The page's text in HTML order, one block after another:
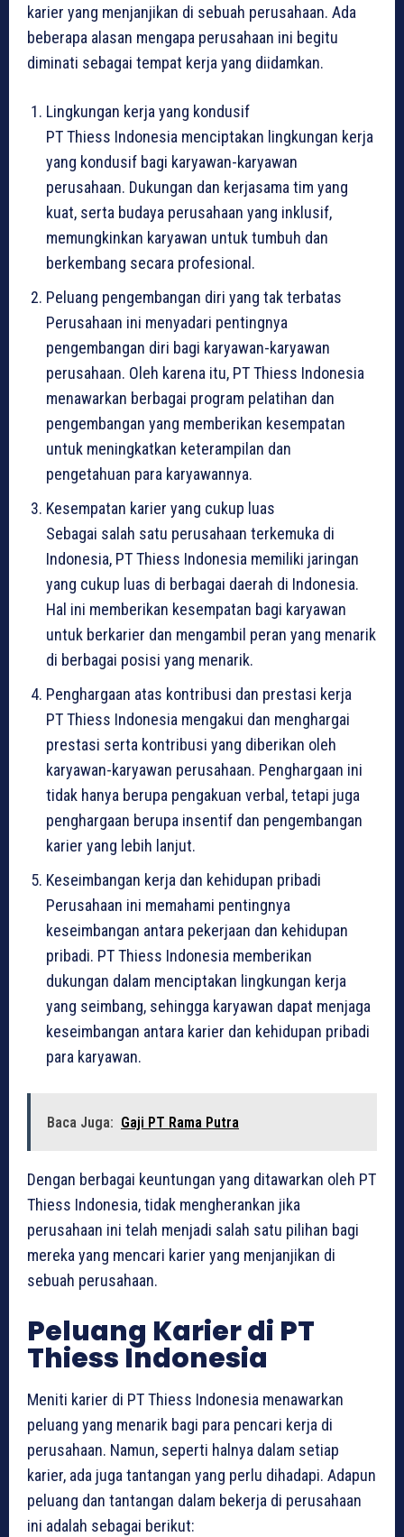
karier yang menjanjikan di sebuah perusahaan. Ada
beberapa alasan mengapa perusahaan ini begitu
diminati sebagai tempat kerja yang diidamkan.
Lingkungan kerja yang kondusif
PT Thiess Indonesia menciptakan lingkungan kerja
yang kondusif bagi karyawan-karyawan
perusahaan. Dukungan dan kerjasama tim yang
kuat, serta budaya perusahaan yang inklusif,
memungkinkan karyawan untuk tumbuh dan
berkembang secara profesional.
Peluang pengembangan diri yang tak terbatas
Perusahaan ini menyadari pentingnya
pengembangan diri bagi karyawan-karyawan
perusahaan. Oleh karena itu, PT Thiess Indonesia
menawarkan berbagai program pelatihan dan
pengembangan yang memberikan kesempatan
untuk meningkatkan keterampilan dan
pengetahuan para karyawannya.
Kesempatan karier yang cukup luas
Sebagai salah satu perusahaan terkemuka di
Indonesia, PT Thiess Indonesia memiliki jaringan
yang cukup luas di berbagai daerah di Indonesia.
Hal ini memberikan kesempatan bagi karyawan
untuk berkarier dan mengambil peran yang menarik
di berbagai posisi yang menarik.
Penghargaan atas kontribusi dan prestasi kerja
PT Thiess Indonesia mengakui dan menghargai
prestasi serta kontribusi yang diberikan oleh
karyawan-karyawan perusahaan. Penghargaan ini
tidak hanya berupa pengakuan verbal, tetapi juga
penghargaan berupa insentif dan pengembangan
karier yang lebih lanjut.
Keseimbangan kerja dan kehidupan pribadi
Perusahaan ini memahami pentingnya
keseimbangan antara pekerjaan dan kehidupan
pribadi. PT Thiess Indonesia memberikan
dukungan dalam menciptakan lingkungan kerja
yang seimbang, sehingga karyawan dapat menjaga
keseimbangan antara karier dan kehidupan pribadi
para karyawan.
Baca Juga: Gaji PT Rama Putra
Dengan berbagai keuntungan yang ditawarkan oleh PT
Thiess Indonesia, tidak mengherankan jika
perusahaan ini telah menjadi salah satu pilihan bagi
mereka yang mencari karier yang menjanjikan di
sebuah perusahaan.
Peluang Karier di PT
Thiess Indonesia
Meniti karier di PT Thiess Indonesia menawarkan
peluang yang menarik bagi para pencari kerja di
perusahaan. Namun, seperti halnya dalam setiap
karier, ada juga tantangan yang perlu dihadapi. Adapun
peluang dan tantangan dalam bekerja di perusahaan
ini adalah sebagai berikut: